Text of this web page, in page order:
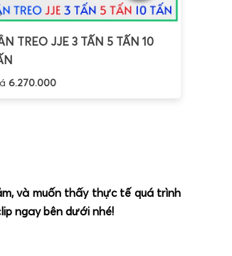
TREO JJE 3 TẤN 5 TẤN 10
6.270.000
và muốn thấy thực tế quá trình
ngay bên dưới nhé!